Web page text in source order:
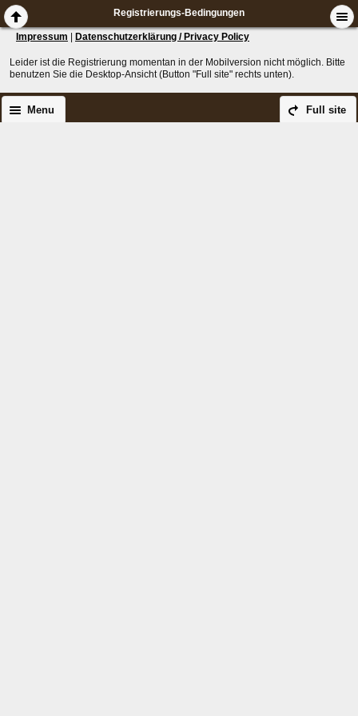
Registrierungs-Bedingungen
Impressum Datenschutzerklärung / Privacy Policy
Leider ist die Registrierung momentan in der Mobilversion nicht möglich. Bitte
benutzen Sie die Desktop-Ansicht (Button "Full site" rechts unten).
Full site
Menu